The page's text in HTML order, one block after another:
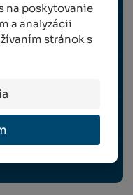
na poskytovanie
a analyzácii
stránok s
ELEKTRO